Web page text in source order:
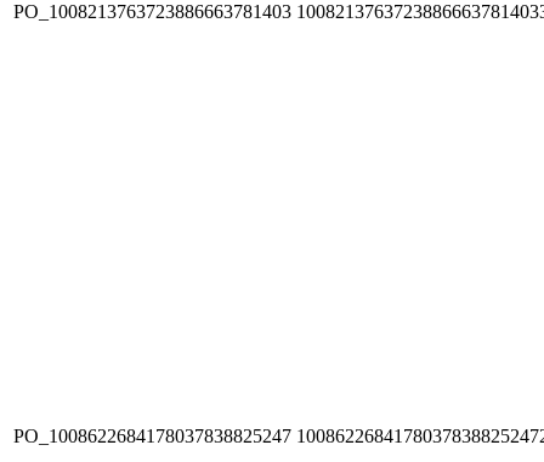
PO_1008213763723886663781403
PO_1008622684178037838825247